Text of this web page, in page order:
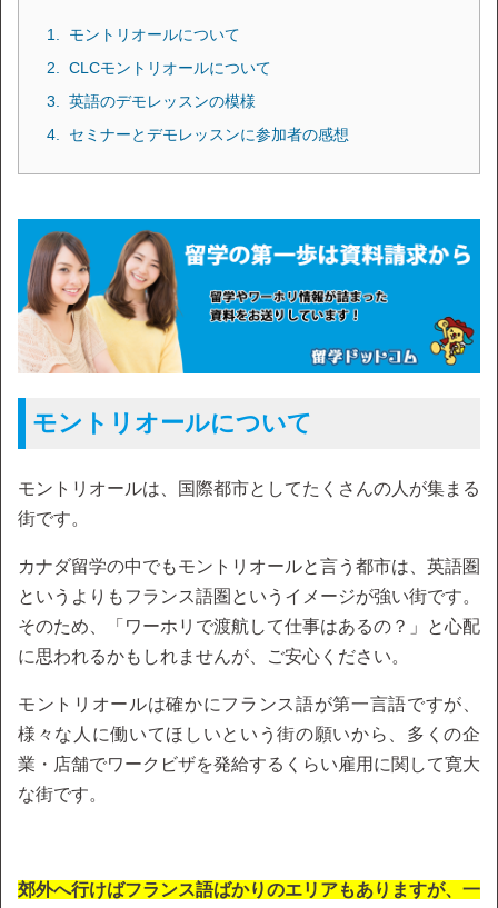
モントリオールについて
CLCモントリオールについて
英語のデモレッスンの模様
セミナーとデモレッスンに参加者の感想
モントリオールについて
モントリオールは、国際都市としてたくさんの人が集まる
街です。
カナダ留学の中でもモントリオールと言う都市は、英語圏
というよりもフランス語圏というイメージが強い街です。
そのため、「ワーホリで渡航して仕事はあるの？」と心配
に思われるかもしれませんが、ご安心ください。
モントリオールは確かにフランス語が第一言語ですが、
様々な人に働いてほしいという街の願いから、多くの企
業・店舗でワークビザを発給するくらい雇用に関して寛大
な街です。
郊外へ行けばフランス語ばかりのエリアもありますが、一